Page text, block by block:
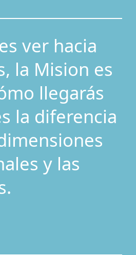
ver hacia
la Mision es
llegarás
la diferencia
y las